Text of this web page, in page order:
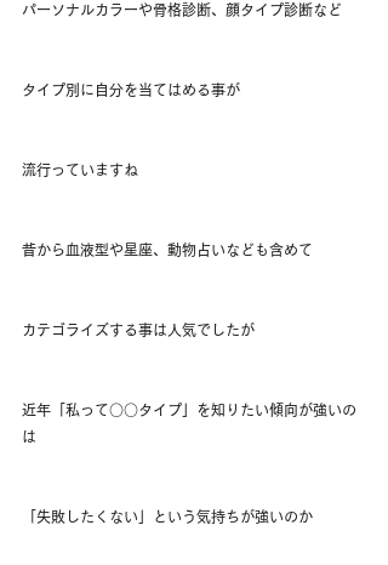
パーソナルカラーや骨格診断、顔タイプ診断など
タイプ別に自分を当てはめる事が
流行っていますね
昔から血液型や星座、動物占いなども含めて
カテゴライズする事は人気でしたが
近年「私って○○タイプ」を知りたい傾向が強いの
は
「失敗したくない」という気持ちが強いのか